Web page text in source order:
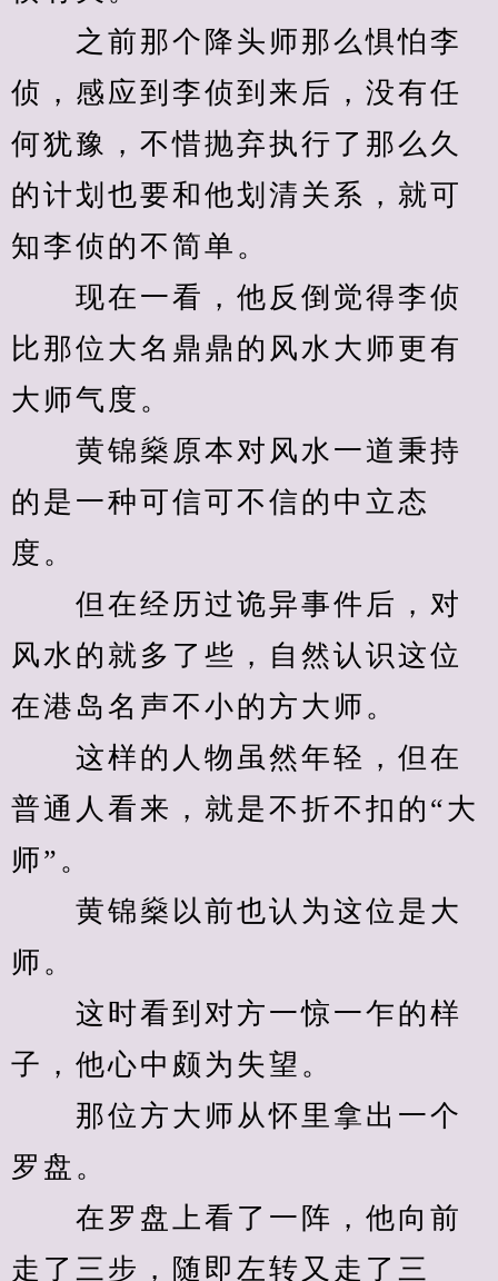
之前那个降头师那么惧怕李
侦，感应到李侦到来后，没有任
何犹豫，不惜抛弃执行了那么久
的计划也要和他划清关系，就可
知李侦的不简单。
现在一看，他反倒觉得李侦
比那位大名鼎鼎的风水大师更有
大师气度。
黄锦燊原本对风水一道秉持
的是一种可信可不信的中立态
度。
但在经历过诡异事件后，对
风水的就多了些，自然认识这位
在港岛名声不小的方大师。
这样的人物虽然年轻，但在
普通人看来，就是不折不扣的“大
师”。
黄锦燊以前也认为这位是大
师。
这时看到对方一惊一乍的样
子，他心中颇为失望。
那位方大师从怀里拿出一个
罗盘。
在罗盘上看了一阵，他向前
走了三步，随即左转又走了三